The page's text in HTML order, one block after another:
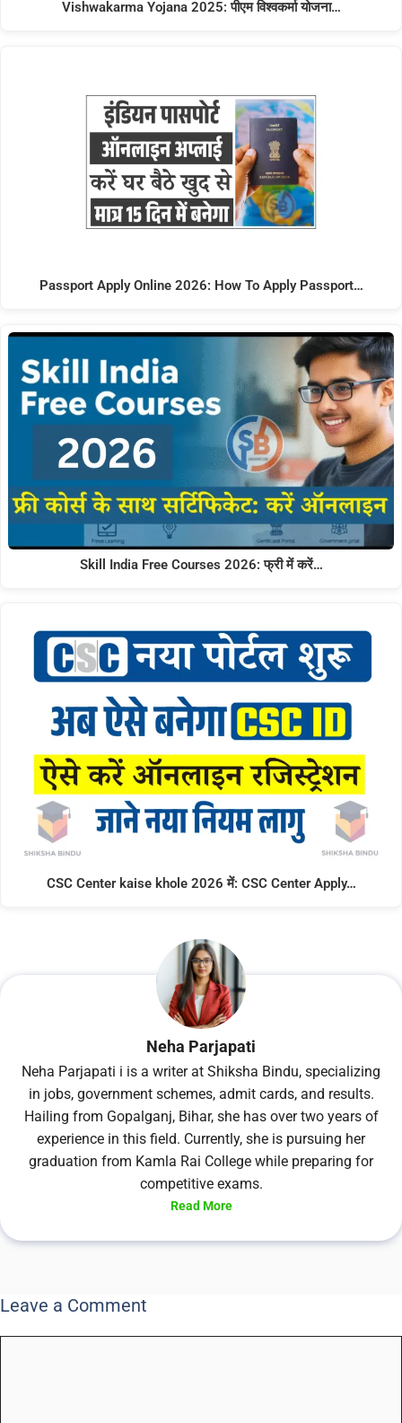
Vishwakarma Yojana 2025: पीएम विश्वकर्मा योजना…
Passport Apply Online 2026: How To Apply Passport…
Skill India Free Courses 2026: फ्री में करें…
CSC Center kaise khole 2026 में: CSC Center Apply…
Neha Parjapati
Neha Parjapati i is a writer at Shiksha Bindu, specializing
in jobs, government schemes, admit cards, and results.
Hailing from Gopalganj, Bihar, she has over two years of
experience in this field. Currently, she is pursuing her
graduation from Kamla Rai College while preparing for
competitive exams.
Read More
Leave a Comment